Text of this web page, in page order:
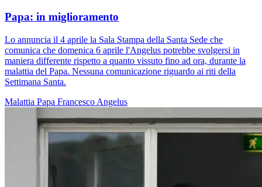
Papa: in miglioramento
Lo annuncia il 4 aprile la Sala Stampa della Santa Sede che
comunica che domenica 6 aprile l'Angelus potrebbe svolgersi in
maniera differente rispetto a quanto vissuto fino ad ora, durante la
malattia del Papa. Nessuna comunicazione riguardo ai riti della
Settimana Santa.
Malattia Papa Francesco Angelus